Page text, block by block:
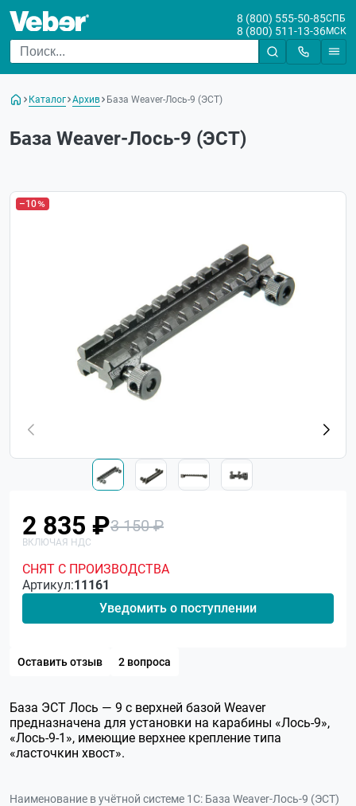
8 (800) 555-50-85СПБ
8 (800) 511-13-36МСК
Каталог Архив База Weaver-Лось-9 (ЭСТ)
База Weaver-Лось-9 (ЭСТ)
–10
2 835 ₽3 150 ₽
СНЯТ С ПРОИЗВОДСТВА
Артикул:11161
Уведомить о поступлении
Оставить отзыв 2 вопроса
База ЭСТ Лось — 9 с верхней базой Weaver
предназначена для установки на карабины «Лось-9»,
«Лось-9-1», имеющие верхнее крепление типа
«ласточкин хвост».
Наименование в учётной системе 1С: База Weaver-Лось-9 (ЭСТ)